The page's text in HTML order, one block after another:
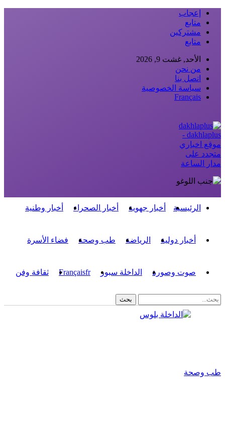
إعجاب
متابع
مشتركين
متابع
الأحد, غشت 9, 2026
من نحن
اتصل بنا
سياسة الخصوصية
Français
dakhlaplus -
موقع اخباري
متجدد على
مدار الساعة
الرئيسية أخبار جهوية أخبار الصحراء أخبار وطنية
أخبار دولية الرياضة طب وصحة فضاء الأسرة
صوت وصورة الداخلة سبور Françaisfr ثقافة وفن
طب وصحة